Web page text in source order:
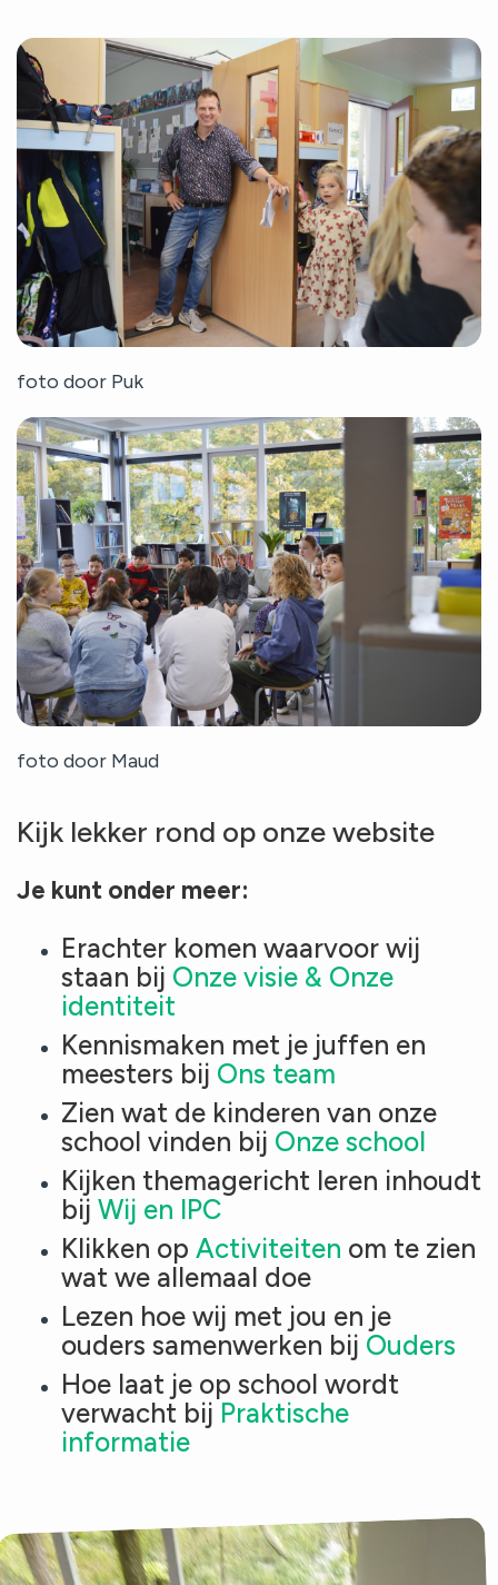
foto door Puk
foto door Maud
Kijk lekker rond op onze website
Je kunt onder meer:
Erachter komen waarvoor wij
staan bij Onze visie & Onze
identiteit
Kennismaken met je juffen en
meesters bij Ons team
Zien wat de kinderen van onze
school vinden bij Onze school
Kijken themagericht leren inhoudt
bij Wij en IPC
Klikken op Activiteiten om te zien
wat we allemaal doe
Lezen hoe wij met jou en je
ouders samenwerken bij Ouders
Hoe laat je op school wordt
verwacht bij Praktische
informatie